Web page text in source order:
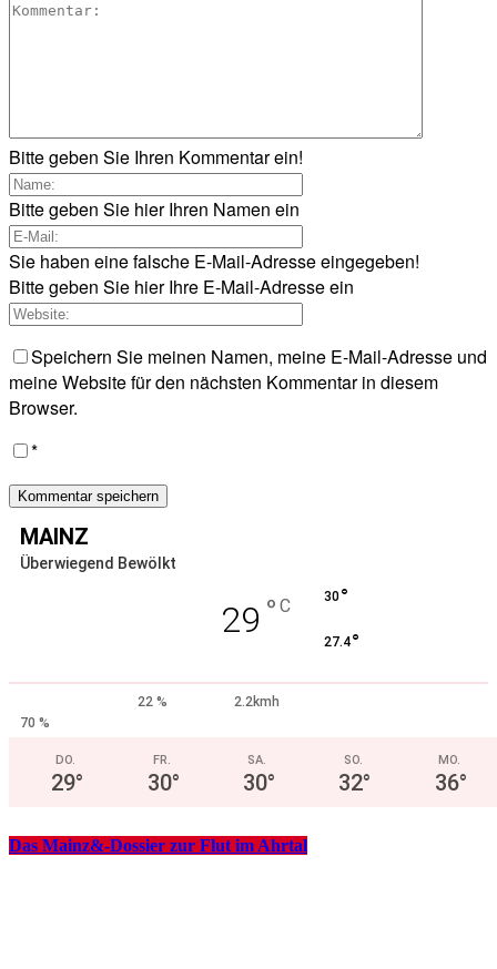
Bitte geben Sie Ihren Kommentar ein!
Bitte geben Sie hier Ihren Namen ein
Sie haben eine falsche E-Mail-Adresse eingegeben!
Bitte geben Sie hier Ihre E-Mail-Adresse ein
Speichern Sie meinen Namen, meine E-Mail-Adresse und
meine Website für den nächsten Kommentar in diesem
Browser.
*
MAINZ
Überwiegend Bewölkt
29 ° C 30°
27.4°
22 %
2.2kmh
70 %
DO.
29°
FR.
30°
SA.
30°
SO.
32°
MO.
36°
Das Mainz&-Dossier zur Flut im Ahrtal